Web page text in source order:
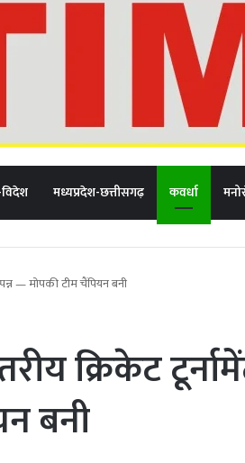
मध्यप्रदेश-छत्तीसगढ़ कवर्धा
— मोपकी टीम चैंपियन बनी
क्रिकेट
बनी